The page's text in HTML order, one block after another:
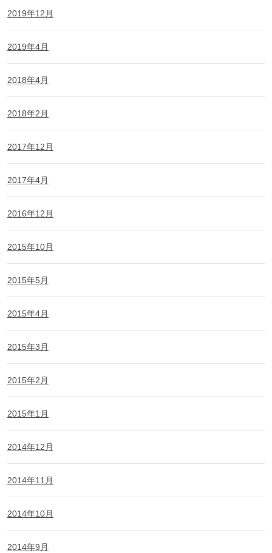
2019年12月
2019年4月
2018年4月
2018年2月
2017年12月
2017年4月
2016年12月
2015年10月
2015年5月
2015年4月
2015年3月
2015年2月
2015年1月
2014年12月
2014年11月
2014年10月
2014年9月